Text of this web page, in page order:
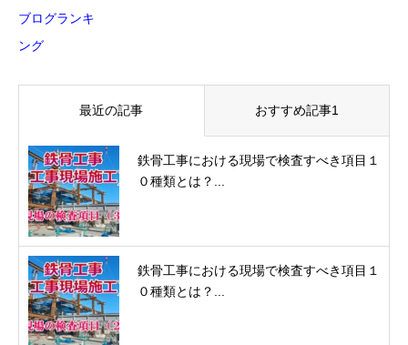
最近の記事 おすすめ記事1
鉄骨工事における現場で検査すべき項目１
０種類とは？...
鉄骨工事における現場で検査すべき項目１
０種類とは？...